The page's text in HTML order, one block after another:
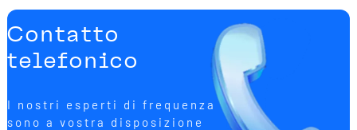
Contatto
telefonico
I nostri esperti di frequenza
sono a vostra disposizione